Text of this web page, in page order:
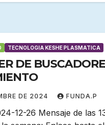
TECNOLOGIA KESHE PLASMATICA
DE
DE 2024 FUNDA.P
12-26 Mensaje de las